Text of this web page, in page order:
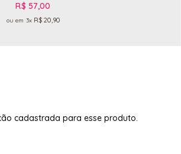
R$ 57,00
3x R$ 20,90
cadastrada para esse produto.